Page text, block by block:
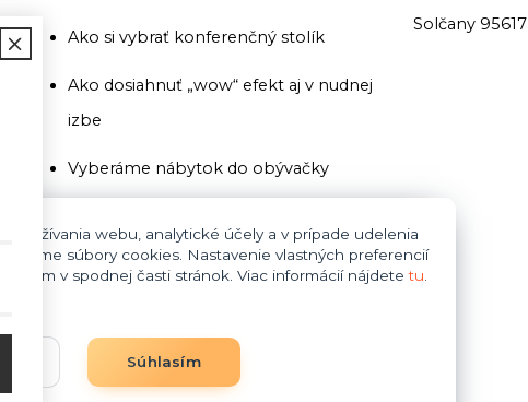
Ako si vybrať konferenčný stolík
Ako dosiahnuť „wow“ efekt aj v nudnej
izbe
Vyberáme nábytok do obývačky
Na toto si pri zariaďovani kúpeľne dajte
Vyberáme nábytok do obývačky
Solčany 95617
používania webu, analytické účely a v prípade udelenia
súbory cookies. Nastavenie vlastných preferencií
v spodnej časti stránok. Viac informácií nájdetetu
Súhlasím